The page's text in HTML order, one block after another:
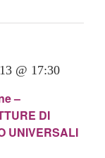
–
DI
UNIVERSALI
@ 17:30